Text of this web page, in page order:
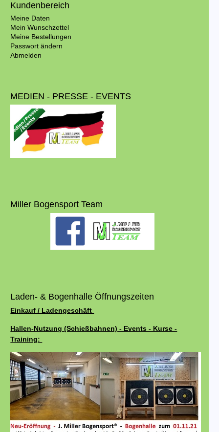
Kundenbereich
Meine Daten
Mein Wunschzettel
Meine Bestellungen
Passwort ändern
Abmelden
MEDIEN - PRESSE - EVENTS
Miller Bogensport Team
Laden- & Bogenhalle Öffnungszeiten
Einkauf / Ladengeschäft
Hallen-Nutzung (Schießbahnen) - Events - Kurse -
Training: